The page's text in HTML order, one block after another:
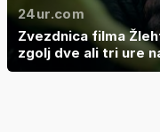
24ur.com
Zvezdnica filma
zgolj dve ali tri ure